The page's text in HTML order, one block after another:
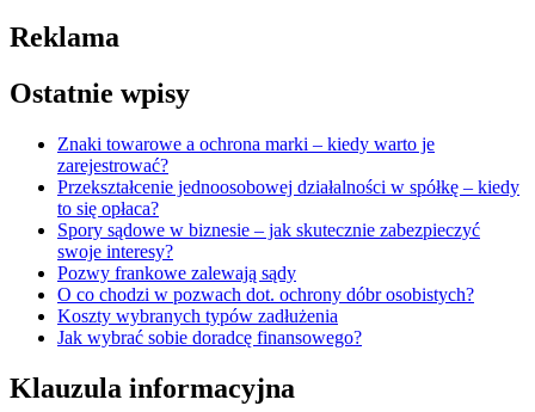
Reklama
Ostatnie wpisy
Znaki towarowe a ochrona marki – kiedy warto je
zarejestrować?
Przekształcenie jednoosobowej działalności w spółkę – kiedy
to się opłaca?
Spory sądowe w biznesie – jak skutecznie zabezpieczyć
swoje interesy?
Pozwy frankowe zalewają sądy
O co chodzi w pozwach dot. ochrony dóbr osobistych?
Koszty wybranych typów zadłużenia
Jak wybrać sobie doradcę finansowego?
Klauzula informacyjna